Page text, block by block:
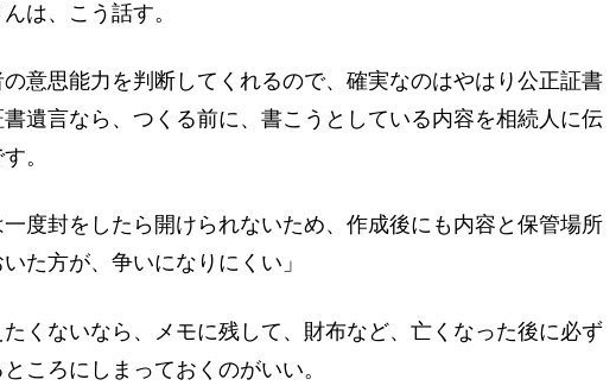
は、こう話す。
の意思能力を判断してくれるので、確実なのはやはり公正証書
遺言なら、つくる前に、書こうとしている内容を相続人に伝
。
度封をしたら開けられないため、作成後にも内容と保管場所
た方が、争いになりにくい」
くないなら、メモに残して、財布など、亡くなった後に必ず
ころにしまっておくのがいい。